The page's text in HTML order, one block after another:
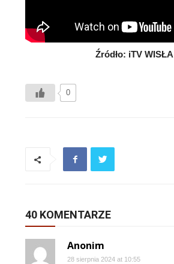
Źródło: iTV WISŁA
0
40 KOMENTARZE
Anonim
28 sierpnia 2024 at 10:55